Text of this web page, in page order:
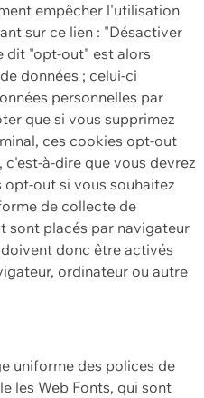
empêcher l'utilisation
sur ce lien : "Désactiver
dit "opt-out" est alors
données ; celui-ci
personnelles par
que si vous supprimez
ces cookies opt-out
à-dire que vous devrez
out si vous souhaitez
de collecte de
sont placés par navigateur
donc être activés
ordinateur ou autre
uniforme des polices de
les Web Fonts, qui sont